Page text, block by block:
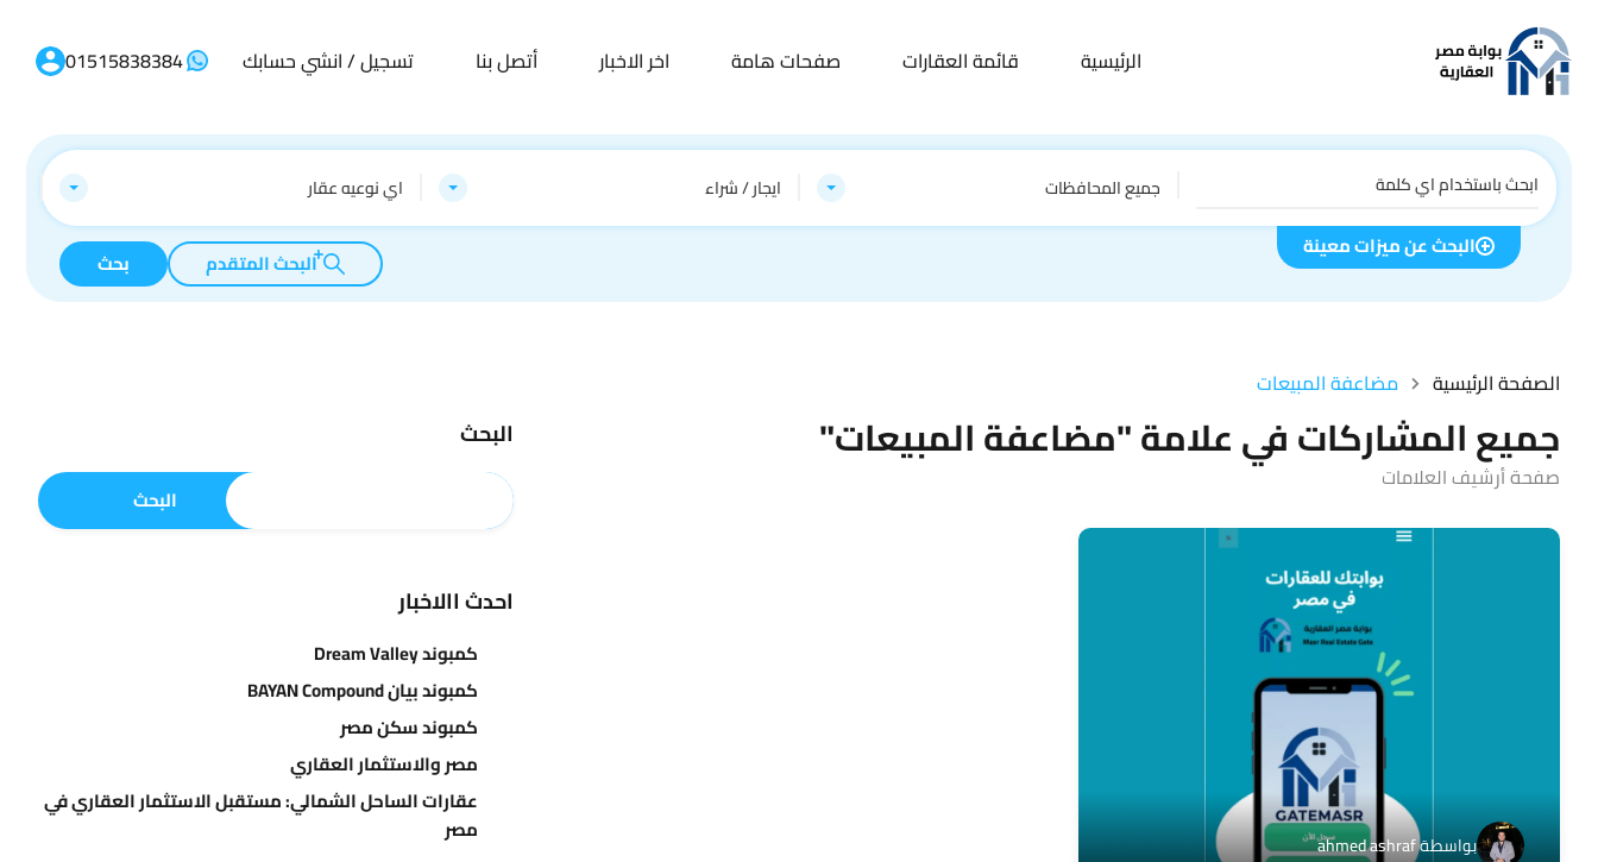
الرئيسية قائمة العقارات صفحات هامة اخر الاخبار أتصل بنا تسجيل / انشي حسابك 01515838384
جميع المحافظات ايجار / شراء اي نوعيه عقار
البحث عن ميزات معينة
البحث المتقدم بحث
الصفحة الرئيسية مضاعفة المبيعات
جميع المشاركات في علامة "مضاعفة المبيعات"
صفحة أرشيف العلامات
بواسطةahmed ashraf
البحث
البحث
احدث االاخبار
كمبوند Dream Valley
كمبوند بيان BAYAN Compound
كمبوند سكن مصر
مصر والاستثمار العقاري
عقارات الساحل الشمالي: مستقبل الاستثمار العقاري في
مصر